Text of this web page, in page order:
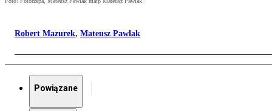
Robert Mazurek, Mateusz Pawlak
Powiązane